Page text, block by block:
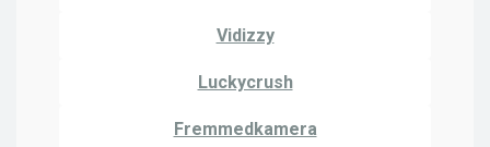
Vidizzy
Luckycrush
Fremmedkamera